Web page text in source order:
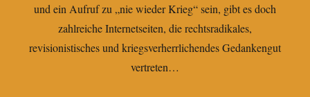
und ein Aufruf zu „nie wieder Krieg“ sein, gibt es doch
zahlreiche Internetseiten, die rechtsradikales,
revisionistisches und kriegsverherrlichendes Gedankengut
vertreten…